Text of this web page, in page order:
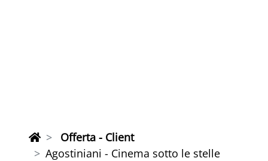
Offerta - Client
Agostiniani - Cinema sotto le stelle